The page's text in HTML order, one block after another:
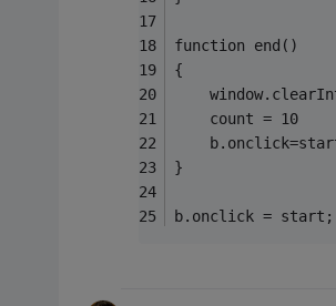
function end()
{
    count = 10
}
b.onclick = start;